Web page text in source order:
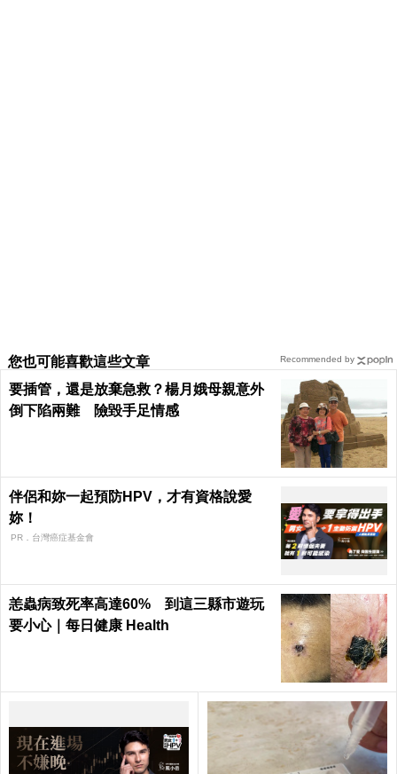
您也可能喜歡這些文章
要插管，還是放棄急救？楊月娥母親意外
倒下陷兩難 險毀手足情感
伴侶和妳一起預防HPV，才有資格說愛
妳！
PR．台灣癌症基金會
恙蟲病致死率高達60% 到這三縣市遊玩
要小心｜每日健康 Health
Recommended by